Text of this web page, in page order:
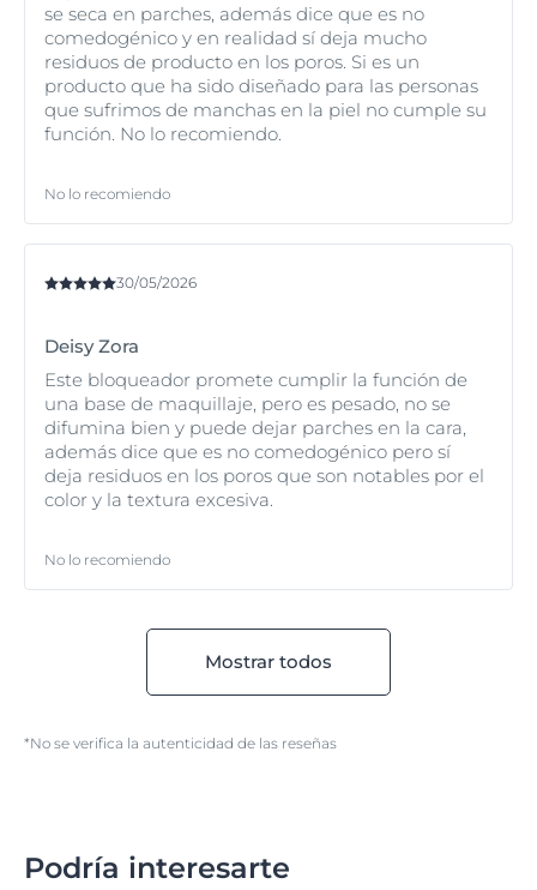
se seca en parches, además dice que es no
comedogénico y en realidad sí deja mucho
residuos de producto en los poros. Si es un
producto que ha sido diseñado para las personas
que sufrimos de manchas en la piel no cumple su
función. No lo recomiendo.
No lo recomiendo
30/05/2026
Deisy Zora
Este bloqueador promete cumplir la función de
una base de maquillaje, pero es pesado, no se
difumina bien y puede dejar parches en la cara,
además dice que es no comedogénico pero sí
deja residuos en los poros que son notables por el
color y la textura excesiva.
No lo recomiendo
Mostrar todos
*No se verifica la autenticidad de las reseñas
Podría interesarte